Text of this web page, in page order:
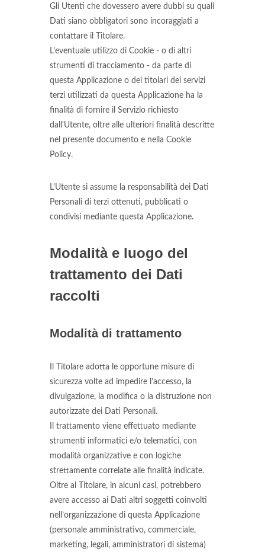
Gli Utenti che dovessero avere dubbi su quali
Dati siano obbligatori sono incoraggiati a
contattare il Titolare.
L’eventuale utilizzo di Cookie - o di altri
strumenti di tracciamento - da parte di
questa Applicazione o dei titolari dei servizi
terzi utilizzati da questa Applicazione ha la
finalità di fornire il Servizio richiesto
dall'Utente, oltre alle ulteriori finalità descritte
nel presente documento e nella Cookie
Policy.
L'Utente si assume la responsabilità dei Dati
Personali di terzi ottenuti, pubblicati o
condivisi mediante questa Applicazione.
Modalità e luogo del
trattamento dei Dati
raccolti
Modalità di trattamento
Il Titolare adotta le opportune misure di
sicurezza volte ad impedire l’accesso, la
divulgazione, la modifica o la distruzione non
autorizzate dei Dati Personali.
Il trattamento viene effettuato mediante
strumenti informatici e/o telematici, con
modalità organizzative e con logiche
strettamente correlate alle finalità indicate.
Oltre al Titolare, in alcuni casi, potrebbero
avere accesso ai Dati altri soggetti coinvolti
nell’organizzazione di questa Applicazione
(personale amministrativo, commerciale,
marketing, legali, amministratori di sistema)